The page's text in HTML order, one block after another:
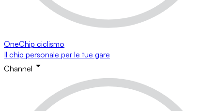
OneChip ciclismo
Il chip personale per le tue gare
Channel